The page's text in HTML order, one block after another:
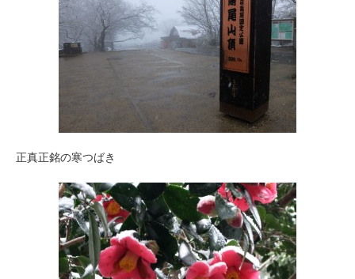
正真正銘の寒つばき